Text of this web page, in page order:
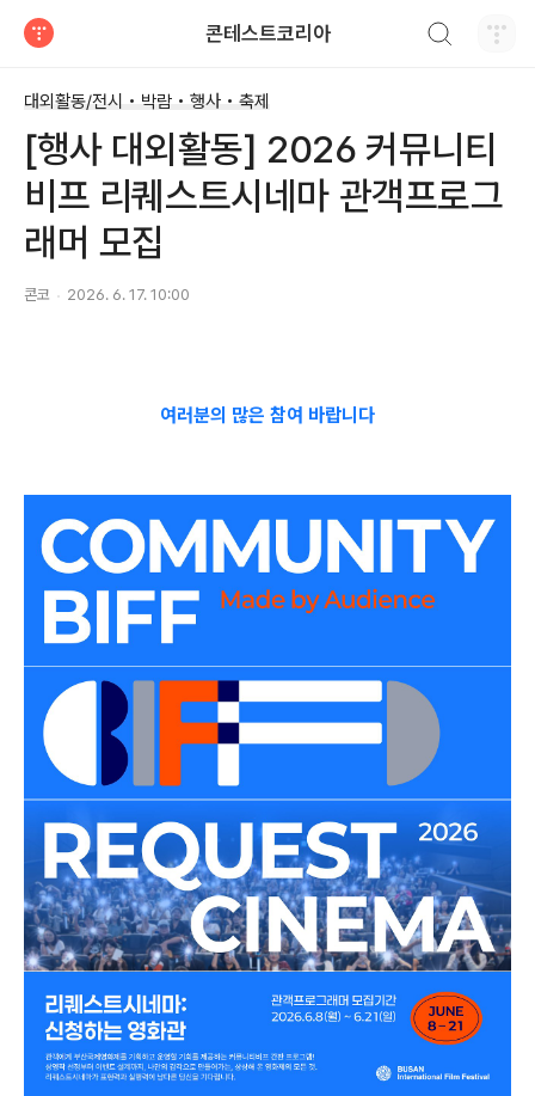
콘테스트코리아
대외활동/전시 • 박람 • 행사 • 축제
[행사 대외활동] 2026 커뮤니티
비프 리퀘스트시네마 관객프로그
래머 모집
콘코 2026. 6. 17. 10:00
여러분의 많은 참여 바랍니다